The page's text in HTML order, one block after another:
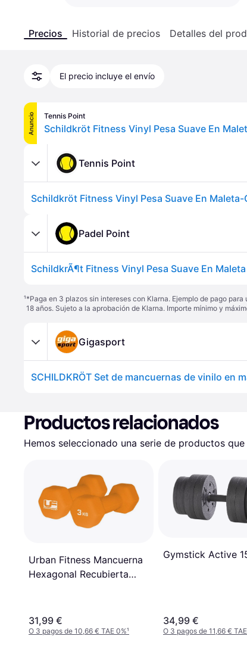
Precios Historial de precios Detalles del
El precio incluye el envío
Anuncio Tennis Point
Schildkröt Fitness Vinyl Pesa Suave En
Tennis Point
Schildkröt Fitness Vinyl Pesa Suave En
Padel Point
¹*Paga en 3 plazos sin intereses con Klarna. Ejemplo de pago
18 años. Sujeto a la aprobación de Klarna. Importe mínimo y
Gigasport
SCHILDKRÖT Set de mancuernas de vinilo en
Productos relacionados
Hemos seleccionado una serie de productos
Urban Fitness Mancuerna
Hexagonal Recubierta
31,99 €
O 3 pagos de 10,66 € TAE 0%¹
Gymstick Active
34,99 €
O 3 pagos de 11,66 €